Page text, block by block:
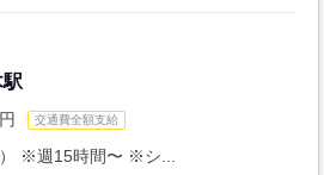
交通費全額支給
※週15時間〜 ※シ...